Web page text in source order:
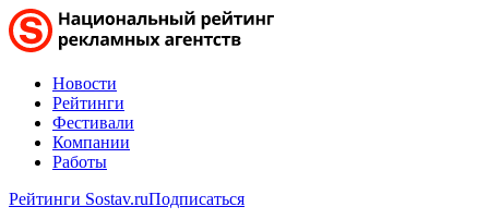
Новости
Рейтинги
Фестивали
Компании
Работы
Рейтинги Sostav.ruПодписаться